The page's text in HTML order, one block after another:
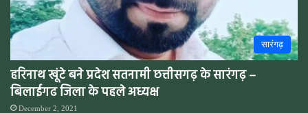
सारंगढ़
हरिनाथ खूंटे बने प्रदेश सतनामी छत्तीसगढ़ के सारंगढ़ –
बिलाईगढ जिला के पहले अध्यक्ष
December 2, 2021